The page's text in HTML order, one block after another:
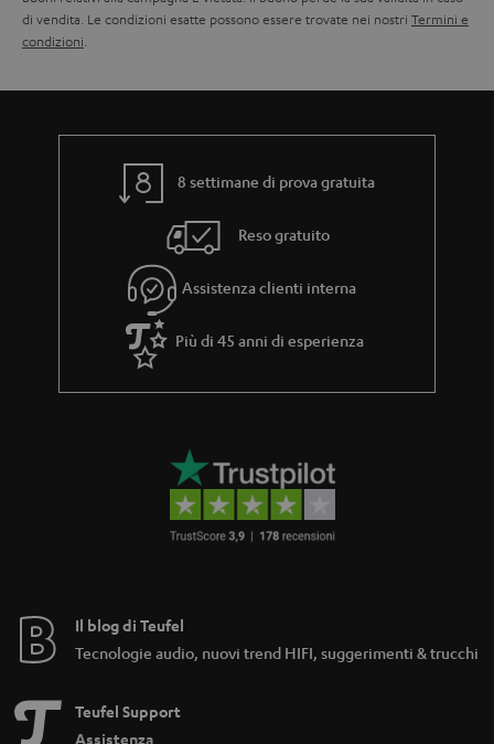
o
di vendita. Le condizioni esatte possono essere trovate nei nostri Termini e
condizioni
8 settimane di prova gratuita
Reso gratuito
Assistenza clienti interna
Più di 45 anni di esperienza
Il blog di Teufel
Tecnologie audio, nuovi trend HIFI, suggerimenti & trucchi
Teufel Support
Assistenza